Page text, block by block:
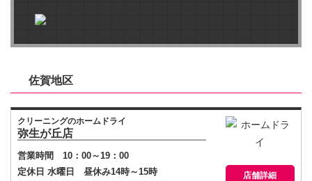
佐賀地区
クリーニングのホームドライ
弥生が丘店
営業時間 10：00～19：00
定休日 水曜日 昼休み14時～15時
店舗詳細